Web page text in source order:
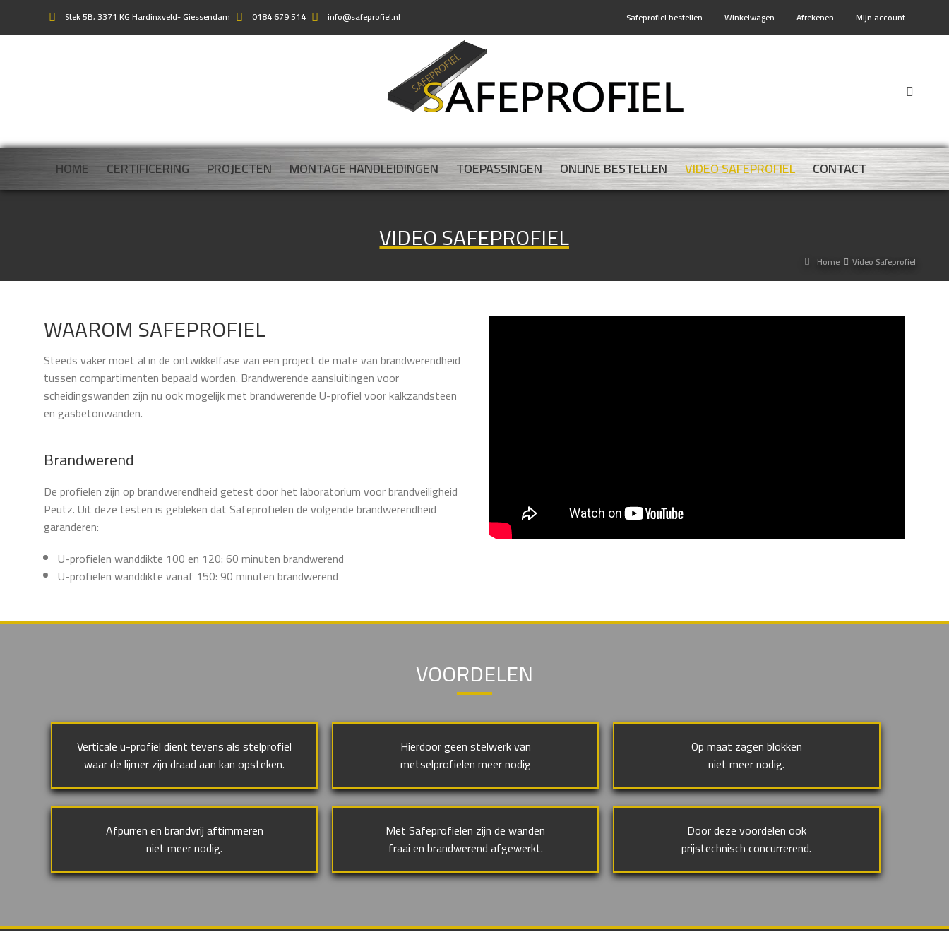
Stek 5B, 3371 KG Hardinxveld- Giessendam 0184 679 514 info@safeprofiel.nl Safeprofiel bestellen Winkelwagen Afrekenen Mijn account
HOME CERTIFICERING PROJECTEN MONTAGE HANDLEIDINGEN TOEPASSINGEN ONLINE BESTELLEN VIDEO SAFEPROFIEL CONTACT
VIDEO SAFEPROFIEL
Home Video Safeprofiel
WAAROM SAFEPROFIEL
Steeds vaker moet al in de ontwikkelfase van een project de mate van brandwerendheid
tussen compartimenten bepaald worden. Brandwerende aansluitingen voor
scheidingswanden zijn nu ook mogelijk met brandwerende U-profiel voor kalkzandsteen
en gasbetonwanden.
Brandwerend
De profielen zijn op brandwerendheid getest door het laboratorium voor brandveiligheid
Peutz. Uit deze testen is gebleken dat Safeprofielen de volgende brandwerendheid
garanderen:
U-profielen wanddikte 100 en 120: 60 minuten brandwerend
U-profielen wanddikte vanaf 150: 90 minuten brandwerend
VOORDELEN
Verticale u-profiel dient tevens als stelprofiel
waar de lijmer zijn draad aan kan opsteken.
Hierdoor geen stelwerk van
metselprofielen meer nodig
Op maat zagen blokken
niet meer nodig.
Afpurren en brandvrij aftimmeren
niet meer nodig.
Met Safeprofielen zijn de wanden
fraai en brandwerend afgewerkt.
Door deze voordelen ook
prijstechnisch concurrerend.